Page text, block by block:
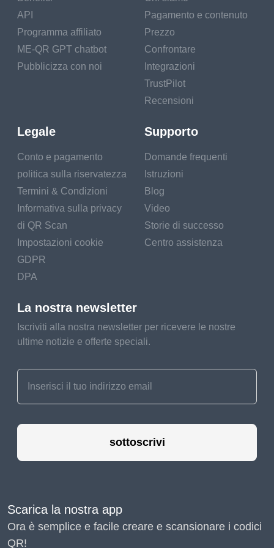
API
Programma affiliato
ME-QR GPT chatbot
Pubblicizza con noi
Pagamento e contenuto
Prezzo
Confrontare
Integrazioni
TrustPilot
Recensioni
Legale
Conto e pagamento
politica sulla riservatezza
Termini & Condizioni
Informativa sulla privacy
di QR Scan
Impostazioni cookie
GDPR
DPA
Supporto
Domande frequenti
Istruzioni
Blog
Video
Storie di successo
Centro assistenza
La nostra newsletter
Iscriviti alla nostra newsletter per ricevere le nostre
ultime notizie e offerte speciali.
sottoscrivi
Scarica la nostra app
Ora è semplice e facile creare e scansionare i codici
QR!